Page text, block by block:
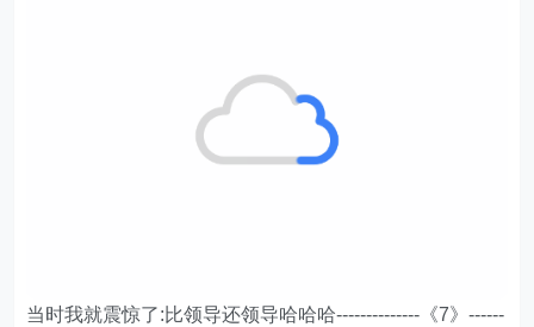
当时我就震惊了:比领导还领导哈哈哈--------------《7》------